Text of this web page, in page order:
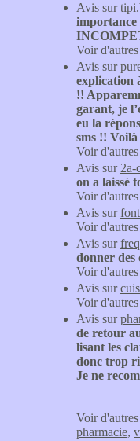
Avis sur
importance
Voir
Avis sur
explication
!!
garant, je
eu la
sms !!
Voir
Avis sur 2a-
on a laissé
Voir
Avis sur
Voir
Avis sur
donner des
Voir
Avis sur
Voir
Avis sur
de retour
lisant les
donc trop
Je ne
Voir
pharmacie,